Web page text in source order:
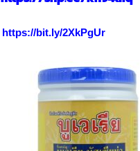
https://bit.ly/2XkPgUr